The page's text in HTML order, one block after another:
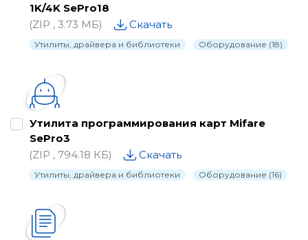
1K/4K SePro18
(ZIP , 3.73 МБ)
Скачать
Утилиты, драйвера и библиотеки Оборудование (18)
Утилита программирования карт Mifare
SePro3
(ZIP , 794.18 КБ)
Скачать
Утилиты, драйвера и библиотеки Оборудование (16)